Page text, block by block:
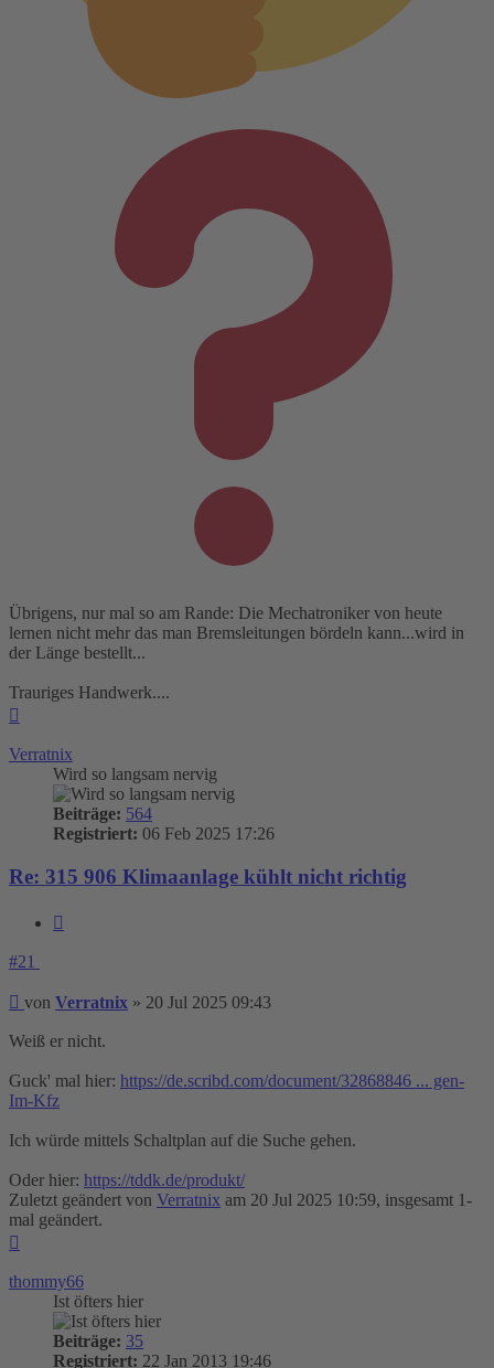
Übrigens, nur mal so am Rande: Die Mechatroniker von heute
lernen nicht mehr das man Bremsleitungen bördeln kann...wird in
der Länge bestellt...
Trauriges Handwerk....
Verratnix
Wird so langsam nervig
Beiträge: 564
Registriert: 06 Feb 2025 17:26
Re: 315 906 Klimaanlage kühlt nicht richtig
#21
Beitrag
von Verratnix » 20 Jul 2025 09:43
Weiß er nicht.
Guck' mal hier: https://de.scribd.com/document/32868846 ... gen-
Im-Kfz
Ich würde mittels Schaltplan auf die Suche gehen.
Oder hier: https://tddk.de/produkt/
Zuletzt geändert von Verratnix am 20 Jul 2025 10:59, insgesamt 1-
mal geändert.
thommy66
Ist öfters hier
Beiträge: 35
Registriert: 22 Jan 2013 19:46